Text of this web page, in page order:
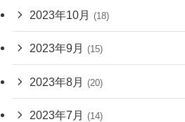
2023年10月 (18)
2023年9月 (15)
2023年8月 (20)
2023年7月 (14)